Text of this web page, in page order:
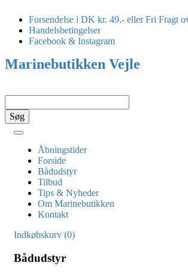
Forsendelse i DK kr. 49,- eller Fri Fragt
Handelsbetingelser
Facebook & Instagram
Marinebutikken Vejle
Toggle
navigation
Åbningstider
Forside
Bådudstyr
Tilbud
Tips & Nyheder
Om Marinebutikken
Kontakt
Indkøbskurv (0)
Bådudstyr